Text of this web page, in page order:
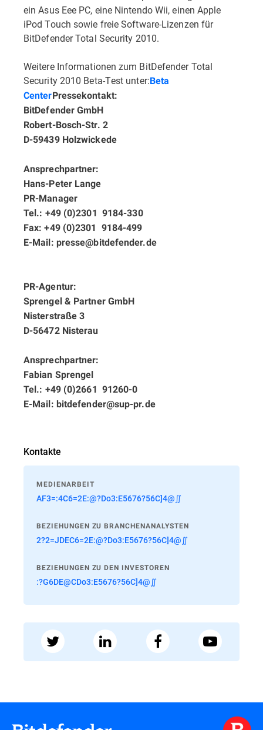
ein Asus Eee PC, eine Nintendo Wii, einen Apple
iPod Touch sowie freie Software-Lizenzen für
BitDefender Total Security 2010.
Weitere Informationen zum BitDefender Total
Security 2010 Beta-Test unter:Beta
CenterPressekontakt:
BitDefender GmbH
Robert-Bosch-Str. 2
D-59439 Holzwickede
Ansprechpartner:
Hans-Peter Lange
PR-Manager
Tel.: +49 (0)2301  9184-330
Fax: +49 (0)2301  9184-499
E-Mail: presse@bitdefender.de
PR-Agentur:
Sprengel & Partner GmbH
Nisterstraße 3
D-56472 Nisterau
Ansprechpartner:
Fabian Sprengel
Tel.: +49 (0)2661  91260-0
E-Mail: bitdefender@sup-pr.de
Kontakte
MEDIENARBEIT
AF3=:4C6=2E:@?Do3:E5676?56C]4@∬
BEZIEHUNGEN ZU BRANCHENANALYSTEN
2?2=JDEC6=2E:@?Do3:E5676?56C]4@∬
BEZIEHUNGEN ZU DEN INVESTOREN
:?G6DE@CDo3:E5676?56C]4@∬